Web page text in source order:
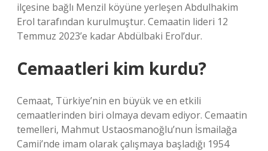
ilçesine bağlı Menzil köyüne yerleşen Abdulhakim
Erol tarafından kurulmuştur. Cemaatin lideri 12
Temmuz 2023’e kadar Abdülbaki Erol’dur.
Cemaatleri kim kurdu?
Cemaat, Türkiye’nin en büyük ve en etkili
cemaatlerinden biri olmaya devam ediyor. Cemaatin
temelleri, Mahmut Ustaosmanoğlu’nun İsmailağa
Camii’nde imam olarak çalışmaya başladığı 1954